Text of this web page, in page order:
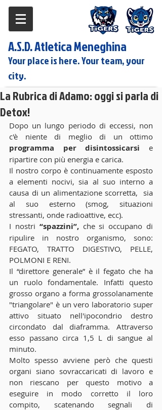
A.S.D. Atletica Meneghina
Your place is here. Your team, your
city.
La Rubrica di Adamo: oggi si parla di
Detox!
Dopo un lungo periodo di eccessi, non
programma per disintossicarsi e
ripartire con più energia e carica.
Il nostro corpo è continuamente esposto
a elementi nocivi, sia al suo interno a
causa di un alimentazione scorretta,  sia
al suo esterno (smog, situazioni
stressanti, onde radioattive, ecc).
I nostri “spazzini”, che si occupano di
ripulire in nostro organismo, sono:
FEGATO, TRATTO DIGESTIVO, PELLE,
POLMONI E RENI.
Il “direttore generale” è il fegato che ha
un ruolo fondamentale. Infatti questo
grosso organo a forma grossolanamente
"triangolare" è un vero laboratorio super
attivo situato nell'ipocondrio destro
circondato dal diaframma. Attraverso
esso passano circa 1,5 L di sangue al
minuto.
Molto spesso avviene però che questi
organi siano sovraccaricati di lavoro e
non riescano per questo motivo a
eseguire in modo corretto il loro
compito, scatenando segnali di